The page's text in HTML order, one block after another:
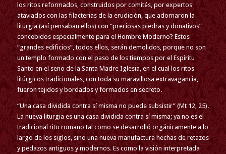
los ritos reformados, construidos por comités, por expertos
ataviados con las filacterias de la erudición, que adornaron la
liturgia (así pensaban ellos) con “preciosas piedras y donativos”
concebidos especialmente para el Hombre Moderno? Estos
“grandes edificios”, todos ellos, serán demolidos, porque no son
un templo formado con el paso de los tiempos por el Espíritu
Santo en el seno de la Santa Madre Iglesia, en el cual los ritos
litúrgicos tradicionales, con toda su maravillosa extravagancia,
fueron tejidos y bordados y formados en secreto.
“Una casa dividida contra sí misma no puede subsistir” (Mt 12, 25).
La nueva liturgia es una casa dividida contra sí misma; ya no es el
tradicional rito romano tal como se desarrolló orgánicamente a lo
largo de los siglos, sino una nueva manufactura hechas de retazos
y pedazos antiguos y modernos. Es como la visión interpretada